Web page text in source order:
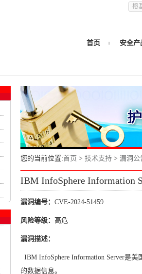
榕
首页 安全产
您的当前位置:首页 > 技术支持 > 漏洞公
IBM InfoSphere Information
漏洞编号： CVE-2024-51459
风险等级： 高危
漏洞描述：
IBM InfoSphere Information Server是
的数据信息。